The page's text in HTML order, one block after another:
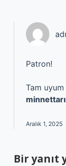
Patron!
Tam
Aralık 1, 2025
Bir yanıt